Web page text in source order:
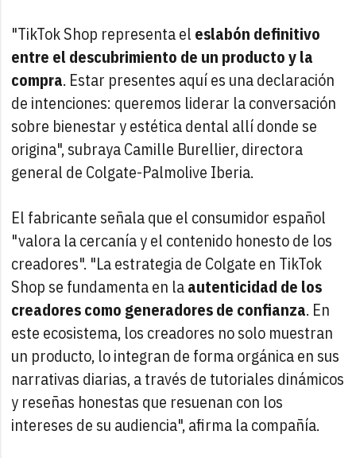
"TikTok Shop representa el eslabón definitivo
entre el descubrimiento de un producto y la
compra. Estar presentes aquí es una declaración
de intenciones: queremos liderar la conversación
sobre bienestar y estética dental allí donde se
origina", subraya Camille Burellier, directora
general de Colgate-Palmolive Iberia.
El fabricante señala que el consumidor español
"valora la cercanía y el contenido honesto de los
creadores". "La estrategia de Colgate en TikTok
Shop se fundamenta en laautenticidad de los
creadores como generadores de confianza. En
este ecosistema, los creadores no solo muestran
un producto, lo integran de forma orgánica en sus
narrativas diarias, a través de tutoriales dinámicos
y reseñas honestas que resuenan con los
intereses de su audiencia", afirma la compañía.